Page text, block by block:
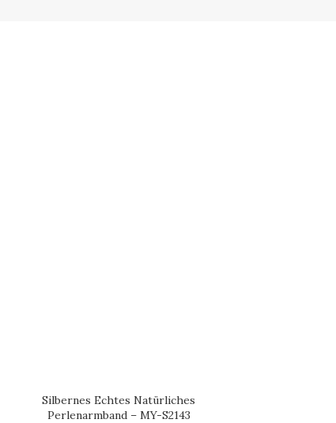
Silbernes Echtes Natürliches
Perlenarmband – MY-S2143